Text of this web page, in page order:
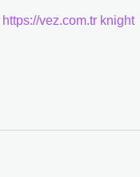
https://vez.com.tr knight